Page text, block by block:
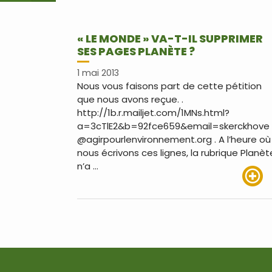
« LE MONDE » VA-T-IL SUPPRIMER
SES PAGES PLANÈTE ?
1 mai 2013
Nous vous faisons part de cette pétition
que nous avons reçue. .
http://1b.r.mailjet.com/1MNs.html?
a=3cTlE2&b=92fce659&email=skerckhove
@agirpourlenvironnement.org . A l’heure où
nous écrivons ces lignes, la rubrique
n’a …